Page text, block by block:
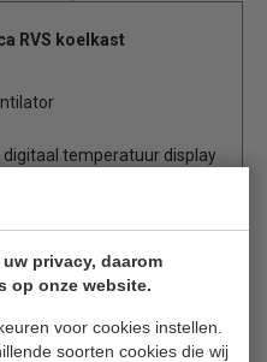
privacy, daarom
op onze website.
voor cookies instellen.
soorten cookies die wij
RVS koelkast
digitaal temperatuur display
deur met slot
en stelvoetjes.